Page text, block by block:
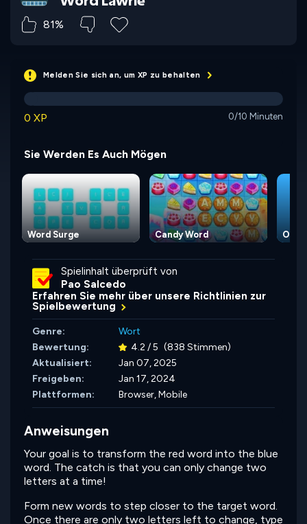
81%
Melden Sie sich an, um XP zu behalten
0 XP 0/10 Minuten
Sie Werden Es Auch Mögen
Word Surge Candy Word
Spielinhalt überprüft von
Pao Salcedo
Erfahren Sie mehr über unsere Richtlinien zur
Spielbewertung
Genre:
Wort
Bewertung:
4.2 / 5 (838 Stimmen)
Aktualisiert:
Jan 07, 2025
Freigeben:
Jan 17, 2024
Plattformen:
Browser, Mobile
Anweisungen
Your goal is to transform the red word into the blue
word. The catch is that you can only change two
letters at a time!
Form new words to step closer to the target word.
Once there are only two letters left to change, type